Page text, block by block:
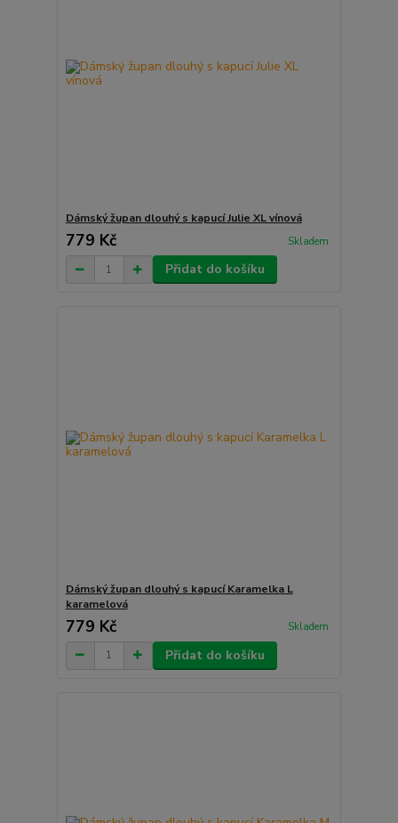
Dámský župan dlouhý s kapucí Julie XL vínová
779 Kč Skladem
Přidat do košíku
Dámský župan dlouhý s kapucí Karamelka L
karamelová
779 Kč Skladem
Přidat do košíku